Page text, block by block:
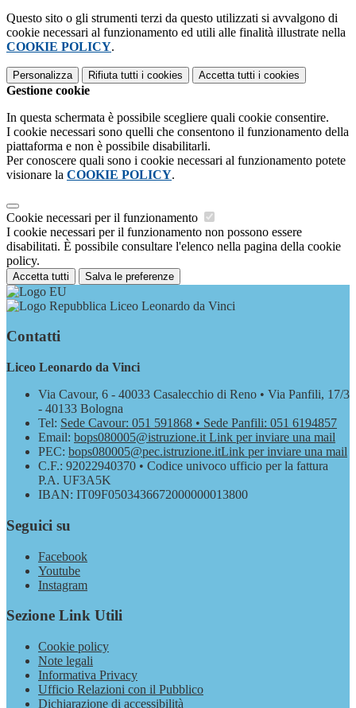
Questo sito o gli strumenti terzi da questo utilizzati si avvalgono di
cookie necessari al funzionamento ed utili alle finalità illustrate nella
COOKIE POLICY.
Personalizza Rifiuta tutti i cookies Accetta tutti i cookies
Gestione cookie
In questa schermata è possibile scegliere quali cookie consentire.
I cookie necessari sono quelli che consentono il funzionamento della
piattaforma e non è possibile disabilitarli.
Per conoscere quali sono i cookie necessari al funzionamento potete
visionare la COOKIE POLICY.
Cookie necessari per il funzionamento
I cookie necessari per il funzionamento non possono essere
disabilitati. È possibile consultare l'elenco nella pagina della cookie
policy.
Accetta tutti Salva le preferenze
Liceo Leonardo da Vinci
Contatti
Liceo Leonardo da Vinci
Via Cavour, 6 - 40033 Casalecchio di Reno • Via Panfili, 17/3
- 40133 Bologna
Tel: Sede Cavour: 051 591868 • Sede Panfili: 051 6194857
Email: bops080005@istruzione.it Link per inviare una mail
PEC: bops080005@pec.istruzione.itLink per inviare una mail
C.F.: 92022940370 • Codice univoco ufficio per la fattura
P.A. UF3A5K
IBAN: IT09F0503436672000000013800
Seguici su
Facebook
Youtube
Instagram
Sezione Link Utili
Cookie policy
Note legali
Informativa Privacy
Ufficio Relazioni con il Pubblico
Dichiarazione di accessibilità